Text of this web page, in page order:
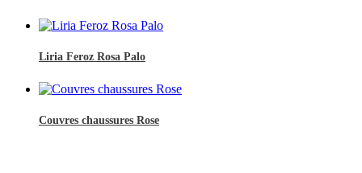
Liria Feroz Rosa Palo
Couvres chaussures Rose